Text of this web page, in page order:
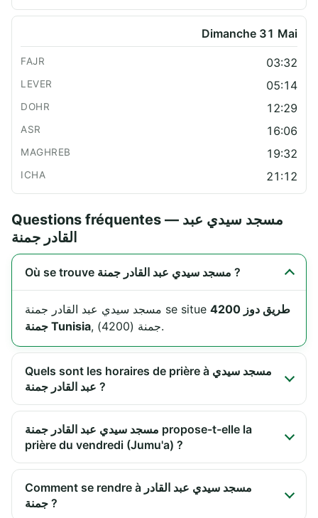
Dimanche 31 Mai
03:32
05:14
12:29
16:06
19:32
21:12
Questions fréquentes — مسجد سيدي عبد
القادر جمنة
Où se trouve مسجد سيدي عبد القادر جمنة ?
مسجد سيدي عبد القادر جمنة se situe طريق دوز 4200
جمنة Tunisia
, جمنة (4200).
Quels sont les horaires de prière à مسجد سيدي
عبد القادر جمنة ?
مسجد سيدي عبد القادر جمنة propose-t-elle la
prière du vendredi (Jumu'a) ?
Comment se rendre à مسجد سيدي عبد القادر
جمنة ?